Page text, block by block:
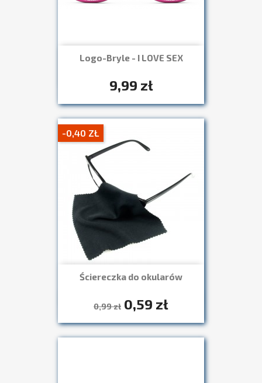
Logo-Bryle - I LOVE SEX
9,99 zł
Szybki podgląd
Ściereczka do okularów
0,99 zł 0,59 zł
-0,40 ZŁ
Szybki podgląd